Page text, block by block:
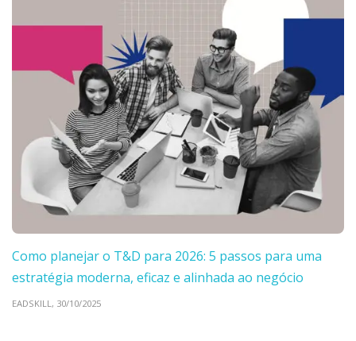
Como planejar o T&D para 2026: 5 passos para uma
estratégia moderna, eficaz e alinhada ao negócio
EADSKILL, 30/10/2025